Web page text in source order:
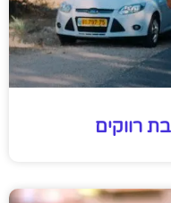
רווקים